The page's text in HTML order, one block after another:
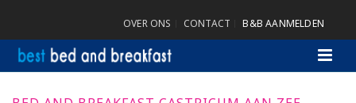
OVER ONS CONTACT B&B AANMELDEN